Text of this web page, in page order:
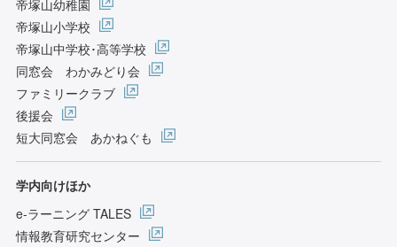
帝塚山幼稚園
帝塚山小学校
帝塚山中学校･高等学校
同窓会 わかみどり会
ファミリークラブ
後援会
短大同窓会 あかねぐも
学内向けほか
e-ラーニング TALES
情報教育研究センター